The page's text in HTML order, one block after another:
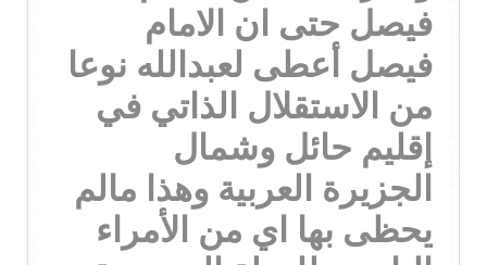
فيصل حتى ان الامام
فيصل أعطى لعبدالله نوعا
من الاستقلال الذاتي في
إقليم حائل وشمال
الجزيرة العربية وهذا مالم
يحظى بها اي من الأمراء